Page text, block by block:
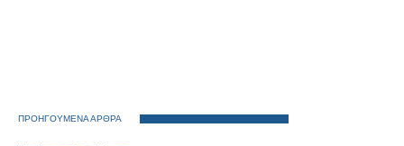
ΠΡΟΗΓΟΥΜΕΝΑ ΑΡΘΡΑ